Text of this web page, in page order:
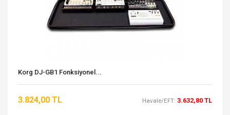
Korg DJ-GB1 Fonksiyonel...
3.824,00 TL Havale/EFT: 3.632,80 TL